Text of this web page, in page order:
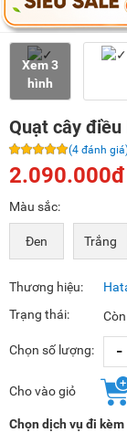
Xem 3
hình
Quạt cây
(4 đánh
2.090.000đ
Màu sắc:
Đen Trắng
Thương hiệu:
Trạng thái:
Chọn số lượng: -
Cho vào giỏ
Chọn dịch vụ đi kèm